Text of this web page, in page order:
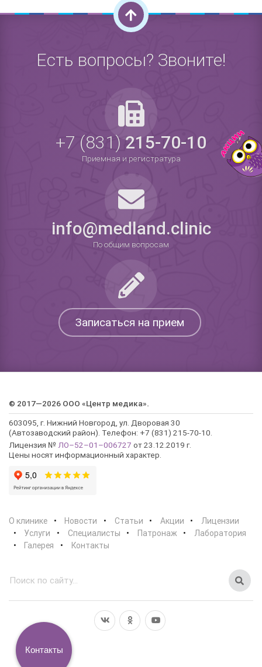
Есть вопросы? Звоните!
+7 (831)215-70-10
Приемная и регистратура
info@medland.clinic
По общим вопросам
Записаться на прием
© 2017—2026 ООО «Центр медика».
603095, г. Нижний Новгород, ул. Дворовая 30
(Автозаводский район). Телефон: +7 (831) 215-70-10.
Лицензия № ЛО–52–01–006727 от 23.12.2019 г.
Цены носят информационный характер.
О клинике Новости Статьи Акции
Лицензии
Услуги
Специалисты Патронаж
Лаборатория
Галерея
Контакты
Контакты